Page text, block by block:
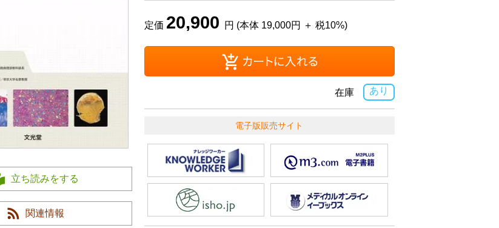
立ち読みをする
関連情報
定価 20,900 円 (本体 19,000円 ＋ 税10%)
あり
在庫
電子版販売サイト